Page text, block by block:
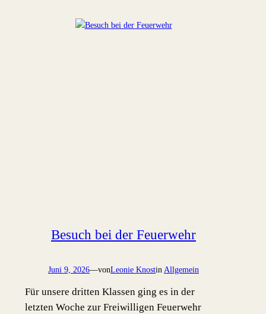
Besuch bei der Feuerwehr
Juni 9, 2026—vonLeonie Knostin Allgemein
Für unsere dritten Klassen ging es in der
letzten Woche zur Freiwilligen Feuerwehr